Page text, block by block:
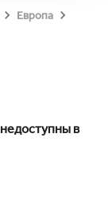
Европа
в